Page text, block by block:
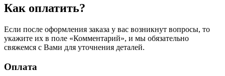
Как оплатить?
Если после оформления заказа у вас возникнут вопросы, то
укажите их в поле «Комментарий», и мы обязательно
свяжемся с Вами для уточнения деталей.
Оплата